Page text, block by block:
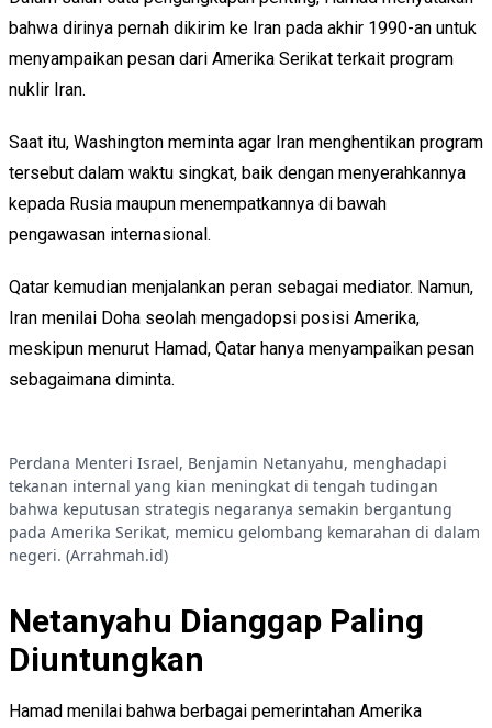
bahwa dirinya pernah dikirim ke Iran pada akhir 1990-an untuk
menyampaikan pesan dari Amerika Serikat terkait program
nuklir Iran.
Saat itu, Washington meminta agar Iran menghentikan program
tersebut dalam waktu singkat, baik dengan menyerahkannya
kepada Rusia maupun menempatkannya di bawah
pengawasan internasional.
Qatar kemudian menjalankan peran sebagai mediator. Namun,
Iran menilai Doha seolah mengadopsi posisi Amerika,
meskipun menurut Hamad, Qatar hanya menyampaikan pesan
sebagaimana diminta.
Perdana Menteri Israel, Benjamin Netanyahu, menghadapi
tekanan internal yang kian meningkat di tengah tudingan
bahwa keputusan strategis negaranya semakin bergantung
pada Amerika Serikat, memicu gelombang kemarahan di dalam
negeri. (Arrahmah.id)
Netanyahu Dianggap Paling
Diuntungkan
Hamad menilai bahwa berbagai pemerintahan Amerika